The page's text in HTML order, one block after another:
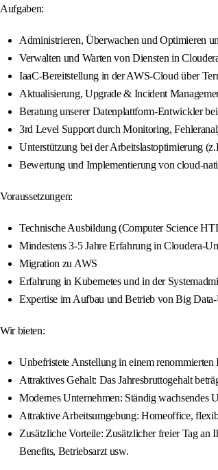
Aufgaben:
Administrieren, Überwachen und Optimieren
Verwalten und Warten von Diensten in
IaaC-Bereitstellung in der AWS-Cloud über
Aktualisierung, Upgrade & Incident
Beratung unserer Datenplattform-Entwickler
3rd Level Support durch Monitoring,
Unterstützung bei der Arbeitslastoptimierung
Bewertung und Implementierung von cloud-
Voraussetzungen:
Technische Ausbildung (Computer Science
Mindestens 3-5 Jahre Erfahrung in Cloudera-
Migration zu AWS
Erfahrung in Kubernetes und in der
Expertise im Aufbau und Betrieb von Big
Wir bieten:
Unbefristete Anstellung in einem renommierten
Attraktives Gehalt: Das Jahresbruttogehalt
Modernes Unternehmen: Ständig wachsendes
Attraktive Arbeitsumgebung: Homeoffice,
Zusätzliche Vorteile: Zusätzlicher freier Tag an
Benefits, Betriebsarzt usw.